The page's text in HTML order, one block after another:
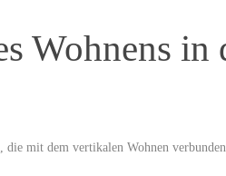
Wohnens in
mit dem vertikalen Wohnen